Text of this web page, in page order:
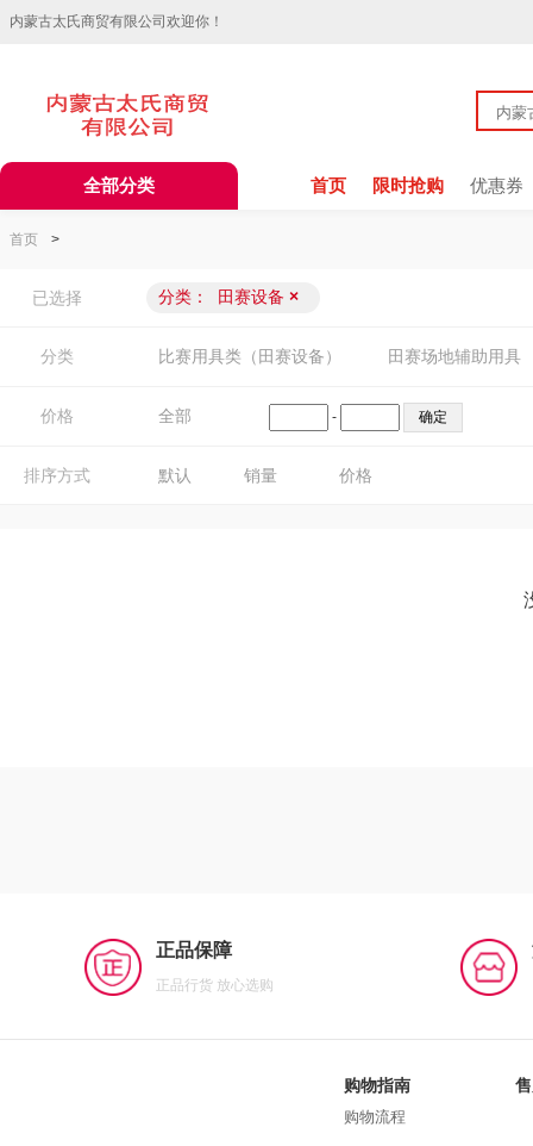
内蒙古太氏商贸有限公司欢迎你！
全部分类 首页 限时抢购 优惠券
首页 >
已选择 分类： 田赛设备 ×
分类 比赛用具类（田赛设备） 田赛场地辅助用具
价格 全部 -
排序方式 默认 销量 价格
正品保障
正品行货 放心选购
购物指南
购物流程